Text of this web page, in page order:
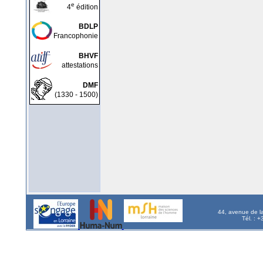
4e édition
BDLP
Francophonie
BHVF
attestations
DMF
(1330 - 1500)
44, avenue de
Tél. :